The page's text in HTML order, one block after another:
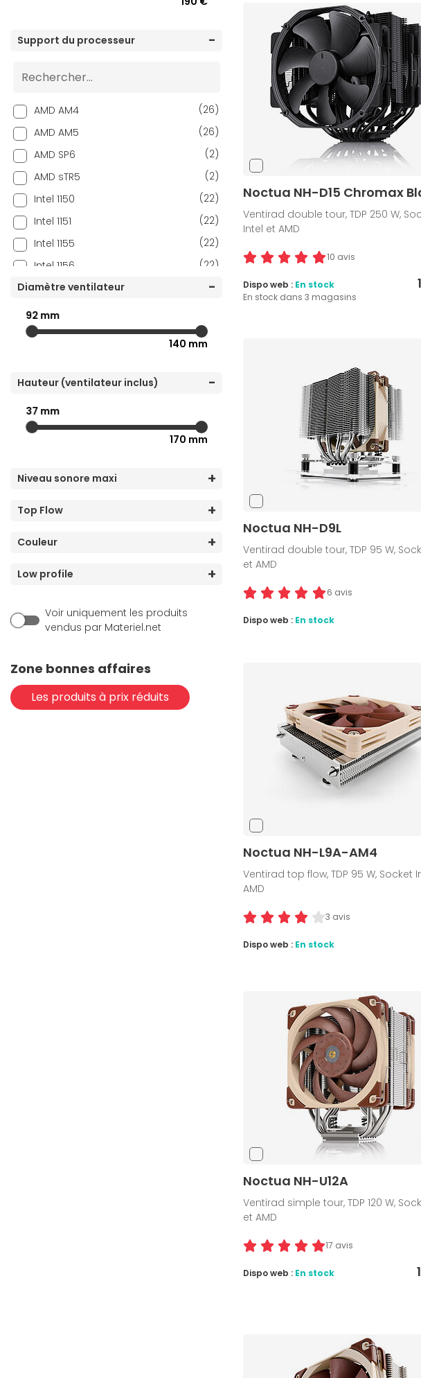
Xigmatek
Support du processeur
AMD AM4
(26)
AMD AM5
(26)
AMD SP6
(2)
AMD sTR5
(2)
Intel 1150
(22)
Intel 1151
(22)
Intel 1155
(22)
Intel 1156
(22)
Intel 1200
(22)
Intel 1700
Intel 1851
(24)
Intel 2011-v3
Intel LGA4189-4 (P4)
Diamètre ventilateur
92 mm
140 mm
Hauteur (ventilateur inclus)
37 mm
170 mm
Niveau sonore maxi
Top Flow
Couleur
Low profile
Voir uniquement les produits
vendus par Materiel.net
Zone bonnes affaires
Les produits à prix réduits
Noctua NH-D15 Chromax
Ventirad double tour, TDP 250 W,
Intel et AMD
10 avis
Dispo web : En stock
En stock dans 3 magasins
Noctua NH-D9L
Ventirad double tour, TDP 95 W,
et AMD
6 avis
Dispo web : En stock
Noctua NH-L9A-AM4
Ventirad top flow, TDP 95 W, Socket
AMD
3 avis
Dispo web : En stock
Noctua NH-U12A
Ventirad simple tour, TDP 120 W,
et AMD
17 avis
Dispo web : En stock